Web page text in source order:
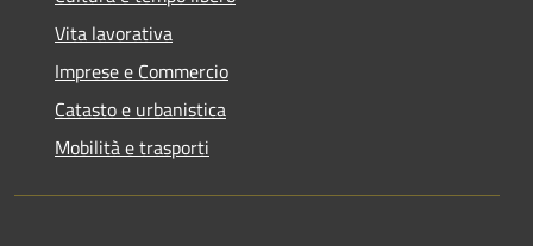
Vita lavorativa
Imprese e Commercio
Catasto e urbanistica
Mobilità e trasporti